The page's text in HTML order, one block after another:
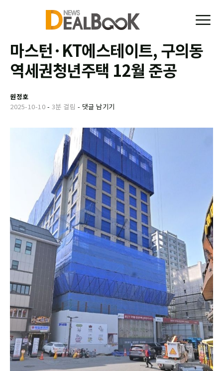
마스턴·KT에스테이트, 구의동
역세권청년주택 12월 준공
원정호
2025-10-10 - 3분 걸림 - 댓글 남기기